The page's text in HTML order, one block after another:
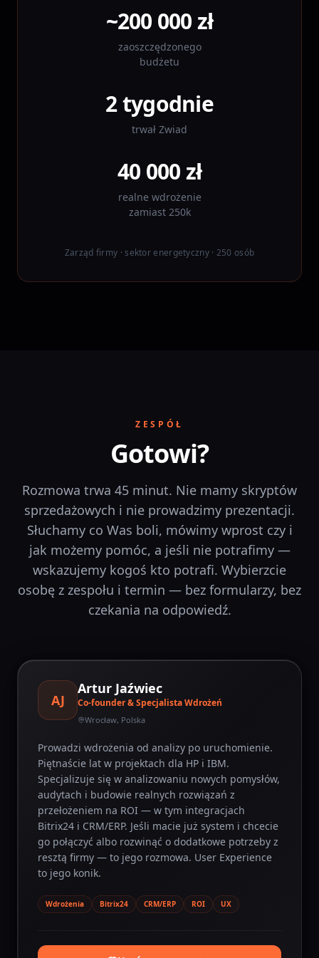
~200 000 zł
zaoszczędzonego
budżetu
2 tygodnie
trwał Zwiad
40 000 zł
realne wdrożenie
zamiast 250k
Zarząd firmy · sektor energetyczny · 250 osób
ZESPÓŁ
Gotowi?
Rozmowa trwa 45 minut. Nie mamy skryptów
sprzedażowych i nie prowadzimy prezentacji.
Słuchamy co Was boli, mówimy wprost czy i
jak możemy pomóc, a jeśli nie potrafimy —
wskazujemy kogoś kto potrafi. Wybierzcie
osobę z zespołu i termin — bez formularzy, bez
czekania na odpowiedź.
AJ
Artur Jaźwiec
Co-founder & Specjalista Wdrożeń
Wrocław, Polska
Prowadzi wdrożenia od analizy po uruchomienie.
Piętnaście lat w projektach dla HP i IBM.
Specjalizuje się w analizowaniu nowych pomysłów,
audytach i budowie realnych rozwiązań z
przełożeniem na ROI — w tym integracjach
Bitrix24 i CRM/ERP. Jeśli macie już system i chcecie
go połączyć albo rozwinąć o dodatkowe potrzeby z
resztą firmy — to jego rozmowa. User Experience
to jego konik.
Wdrożenia Bitrix24 CRM/ERP ROI UX